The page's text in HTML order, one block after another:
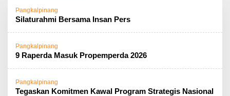
Pangkalpinang
Silaturahmi Bersama Insan Pers
Pangkalpinang
9 Raperda Masuk Propemperda 2026
Pangkalpinang
Tegaskan Komitmen Kawal Program Strategis Nasional